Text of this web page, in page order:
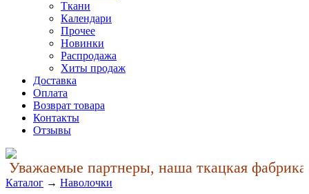
Ткани
Календари
Прочее
Новинки
Распродажа
Хиты продаж
Доставка
Оплата
Возврат товара
Контакты
Отзывы
Уважаемые партнеры, наша ткацкая фабрика
Каталог → Наволочки